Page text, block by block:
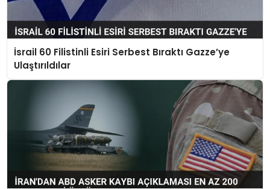
İsrail 60 Filistinli Esiri Serbest Bıraktı Gazze’ye
Ulaştırıldılar